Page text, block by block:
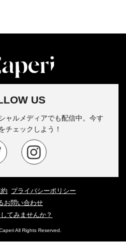
US
ャルメディアでも配信中。今す
チェックしよう！
プライバシーポリシー
お問い合わせ
てみませんか？
All Rights Reserved.